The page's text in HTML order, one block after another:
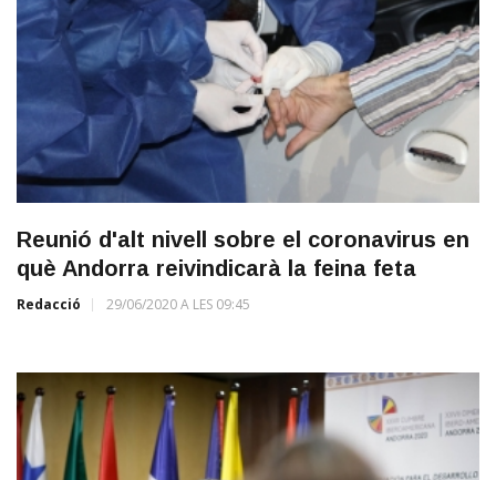
Reunió d'alt nivell sobre el coronavirus en
què Andorra reivindicarà la feina feta
Redacció 29/06/2020 A LES 09:45